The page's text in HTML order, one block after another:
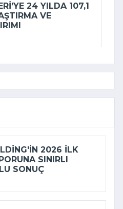
24 YILDA 107,1
VE
2026 ILK
SINIRLI
SONUÇ